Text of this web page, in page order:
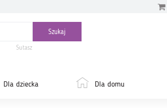
Sutasz
Dla dziecka Dla domu